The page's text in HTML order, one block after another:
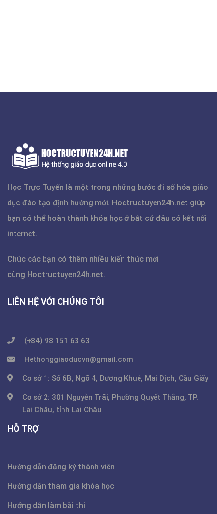
Học Trực Tuyến là một trong những bước đi số hóa giáo
dục đào tạo định hướng mới. Hoctructuyen24h.net giúp
bạn có thể hoàn thành khóa học ở bất cứ đâu có kết nối
internet.
Chúc các bạn có thêm nhiều kiến thức mới
cùng Hoctructuyen24h.net.
LIÊN HỆ VỚI CHÚNG TÔI
(+84) 98 151 63 63
Hethonggiaoducvn@gmail.com
Cơ sở 1: Số 6B, Ngõ 4, Dương Khuê, Mai Dịch, Cầu Giấy
Cơ sở 2: 301 Nguyễn Trãi, Phường Quyết Thắng, TP.
Lai Châu, tỉnh Lai Châu
HỖ TRỢ
Hướng dẫn đăng ký thành viên
Hướng dẫn tham gia khóa học
Hướng dẫn làm bài thi